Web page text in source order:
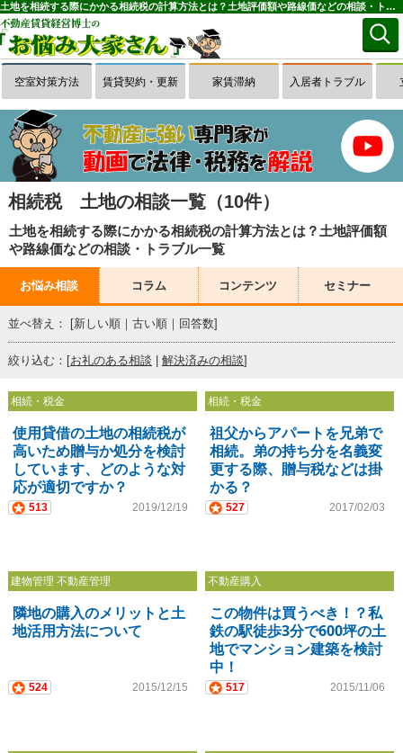
土地を相続する際にかかる相続税の計算方法とは？土地評価額や路線価などの相談・トラブル一覧(1～10件目)｜お悩み大家さん
空室対策方法 賃貸契約・更新 家賃滞納 入居者トラブル
相続税 土地の相談一覧（10件）
土地を相続する際にかかる相続税の計算方法とは？土地評価額
や路線価などの相談・トラブル一覧
お悩み相談 コラム コンテンツ セミナー
並べ替え： [新しい順｜ 古い順｜ 回答数]
絞り込む：[お礼のある相談 | 解決済みの相談]
相続・税金
使用貸借の土地の相続税が
高いため贈与か処分を検討
しています、どのような対
応が適切ですか？
513 2019/12/19
相続・税金
祖父からアパートを兄弟で
相続。弟の持ち分を名義変
更する際、贈与税などは掛
かる？
527 2017/02/03
建物管理 不動産管理
隣地の購入のメリットと土
地活用方法について
524 2015/12/15
不動産購入
この物件は買うべき！？私
鉄の駅徒歩3分で600坪の土
地でマンション建築を検討
中！
517 2015/11/06